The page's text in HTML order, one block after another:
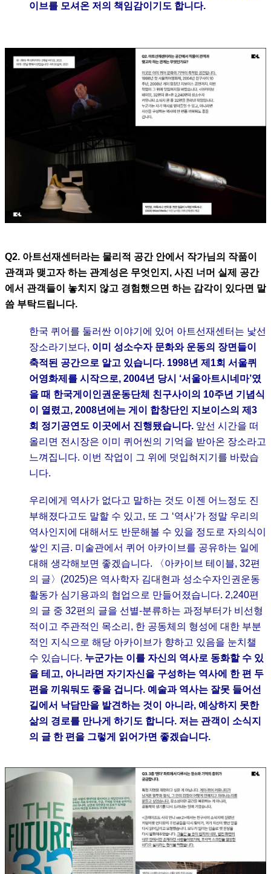
이브를 모셔온 저의 책임감이기도 합니다.
Q2. 아트선재센터라는 물리적 공간 안에서 작가님의 작품이
관객과 맺고자 하는 관계성은 무엇인지, 사진 너머 실제 공간
에서 관객들이 놓치지 않고 경험했으면 하는 감각이 있다면 말
씀 부탁드립니다.
한국 퀴어를 둘러싼 이야기에 있어 아트선재센터는 낯선
장소라기보다, 이미 성소수자 문화와 운동의 장면들이
축적된 공간으로 알고 있습니다. 1998년 제1회 서울퀴
어영화제를 시작으로, 2004년 당시 ‘서울아트시네마’였
을 때 한국게이인권운동단체 친구사이의 10주년 기념식
이 열렸고, 2008년에는 게이 합창단인 지보이스의 제3
회 정기공연도 이곳에서 진행됐습니다. 앞선 시간을 떠
올리면 전시장은 이미 퀴어씬의 기억을 받아온 장소라고
느껴집니다. 이번 작업이 그 위에 덧입혀지기를 바랐습
니다.
우리에게 역사가 없다고 말하는 것도 이젠 어느정도 진
부해졌다고도 말할 수 있고, 또 그 ‘역사’가 정말 우리의
역사인지에 대해서도 반문해볼 수 있을 정도로 자의식이
쌓인 지금. 미술관에서 퀴어 아카이브를 공유하는 일에
대해 생각해보면 좋겠습니다. 〈아카이브 테이블, 32편
의 글〉(2025)은 역사학자 김대현과 성소수자인권운동
활동가 심기용과의 협업으로 만들어졌습니다. 2,240편
의 글 중 32편의 글을 선별-분류하는 과정부터가 비선형
적이고 주관적인 목소리, 한 공동체의 형성에 대한 부분
적인 지식으로 해당 아카이브가 향하고 있음을 눈치챌
수 있습니다. 누군가는 이를 자신의 역사로 동화할 수 있
을 테고, 아니라면 자기자신을 구성하는 역사에 한 편 두
편을 끼워둬도 좋을 겁니다. 예술과 역사는 잘못 들어선
길에서 낙담만을 발견하는 것이 아니라, 예상하지 못한
삶의 경로를 만나게 하기도 합니다. 저는 관객이 소식지
의 글 한 편을 그렇게 읽어가면 좋겠습니다.